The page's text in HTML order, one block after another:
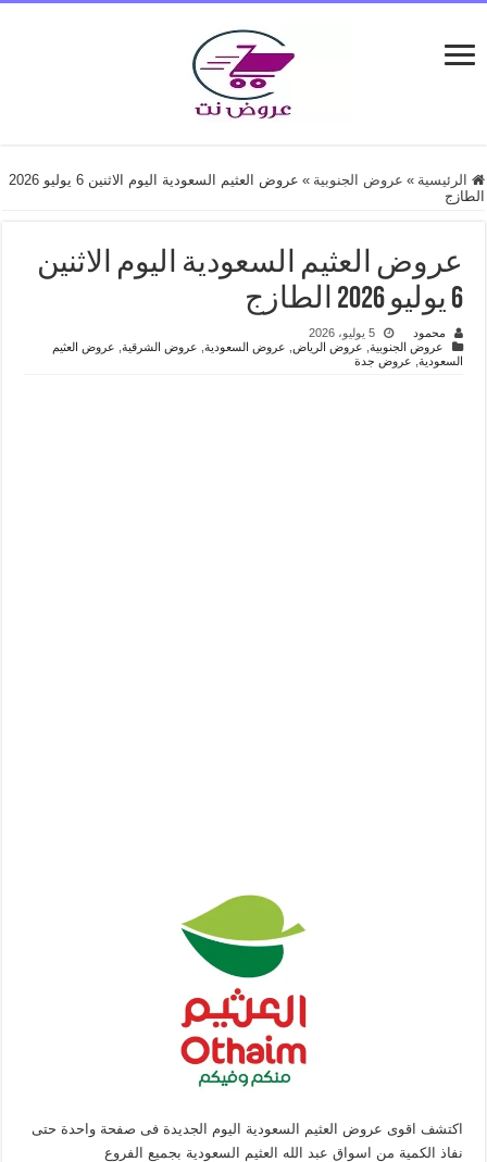
الرئيسية » عروض الجنوبية »
عروض العثيم السعودية اليوم الاثنين 6 يوليو 2026
الطازج
عروض العثيم السعودية اليوم الاثنين
6 يوليو 2026 الطازج
محمود
5 يوليو، 2026
عروض الجنوبية, عروض الرياض, عروض السعودية, عروض الشرقية, عروض العثيم
السعودية, عروض جدة
اكتشف اقوى عروض العثيم السعودية اليوم الجديدة فى صفحة واحدة حتى
نفاذ الكمية من اسواق عبد الله العثيم السعودية بجميع الفروع